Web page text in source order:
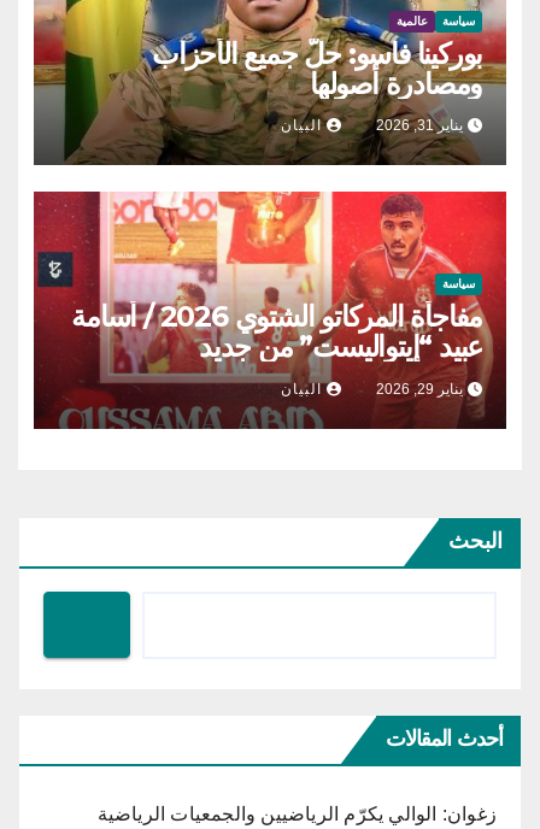
سياسة عالمية
بوركينا فاسو: حلّ جميع الأحزاب
ومصادرة أصولها
يناير 31, 2026 البيان
سياسة
مفاجأة المركاتو الشتوي 2026 / أسامة
عبيد “إيتواليست” من جديد
يناير 29, 2026 البيان
البحث
أحدث المقالات
زغوان: الوالي يكرّم الرياضيين والجمعيات الرياضية